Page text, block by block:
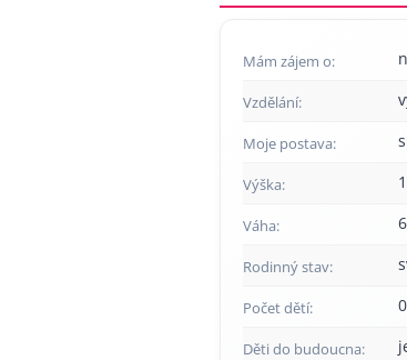
Mám zájem o:
Vzdělání:
Moje postava:
Výška:
Váha:
Rodinný stav:
Počet dětí: 0
Děti do budoucna: